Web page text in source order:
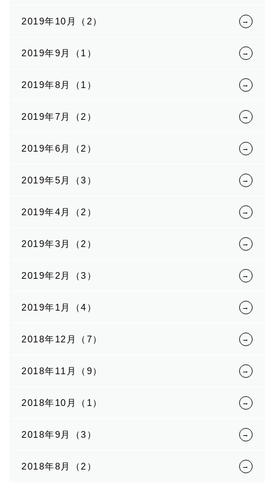
2019年10月（2）
2019年9月（1）
2019年8月（1）
2019年7月（2）
2019年6月（2）
2019年5月（3）
2019年4月（2）
2019年3月（2）
2019年2月（3）
2019年1月（4）
2018年12月（7）
2018年11月（9）
2018年10月（1）
2018年9月（3）
2018年8月（2）